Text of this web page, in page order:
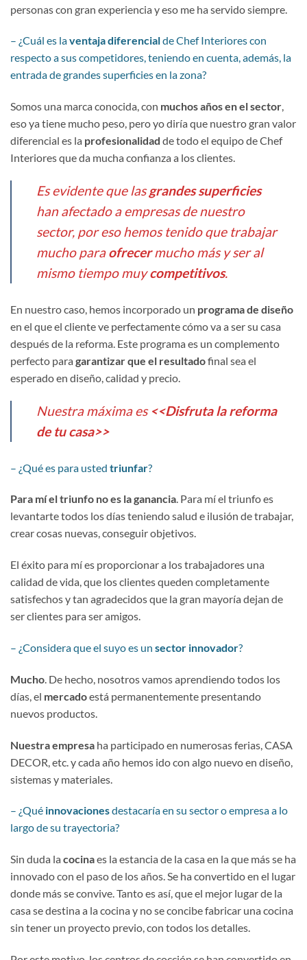
personas con gran experiencia y eso me ha servido siempre.
– ¿Cuál es laventaja diferencialde Chef Interiores con
respecto a sus competidores, teniendo en cuenta, además, la
entrada de grandes superficies en la zona?
Somos una marca conocida, con muchos años en el sector,
eso ya tiene mucho peso, pero yo diría que nuestro gran valor
diferencial es la profesionalidad de todo el equipo de Chef
Interiores que da mucha confianza a los clientes.
Es evidente que lasgrandes superficies
han afectado a empresas de nuestro
sector, por eso hemos tenido que trabajar
mucho paraofrecermucho más y ser al
mismo tiempo muycompetitivos.
En nuestro caso, hemos incorporado un programa de diseño
en el que el cliente ve perfectamente cómo va a ser su casa
después de la reforma. Este programa es un complemento
perfecto para garantizar que el resultadofinal sea el
esperado en diseño, calidad y precio.
Nuestra máxima es <<Disfruta la reforma
de tu casa>>
– ¿Qué es para usted triunfar?
Para mí el triunfo no es la ganancia. Para mí el triunfo es
levantarte todos los días teniendo salud e ilusión de trabajar,
crear cosas nuevas, conseguir objetivos.
El éxito para mí es proporcionar a los trabajadores una
calidad de vida, que los clientes queden completamente
satisfechos y tan agradecidos que la gran mayoría dejan de
ser clientes para ser amigos.
– ¿Considera que el suyo es un sector innovador?
Mucho. De hecho, nosotros vamos aprendiendo todos los
días, el mercadoestá permanentemente presentando
nuevos productos.
Nuestra empresa ha participado en numerosas ferias, CASA
DECOR, etc. y cada año hemos ido con algo nuevo en diseño,
sistemas y materiales.
– ¿Qué innovacionesdestacaría en su sector o empresa a lo
largo de su trayectoria?
Sin duda la cocinaes la estancia de la casa en la que más se ha
innovado con el paso de los años. Se ha convertido en el lugar
donde más se convive. Tanto es así, que el mejor lugar de la
casa se destina a la cocina y no se concibe fabricar una cocina
sin tener un proyecto previo, con todos los detalles.